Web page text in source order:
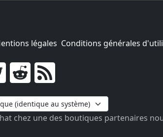
légales Conditions générales
chez une des boutiques partenaires